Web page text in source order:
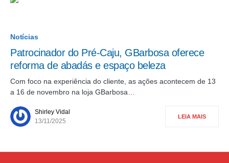
Notícias
Patrocinador do Pré-Caju, GBarbosa oferece
reforma de abadás e espaço beleza
Com foco na experiência do cliente, as ações acontecem de 13
a 16 de novembro na loja GBarbosa…
Shirley Vidal
13/11/2025
LEIA MAIS